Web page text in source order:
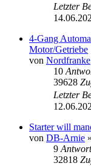
Letzter
4-Gang
Motor/Getriebe
von Nordfranke
10
39628
Letzter
Starter will
von DB-Arnie »
9
32818